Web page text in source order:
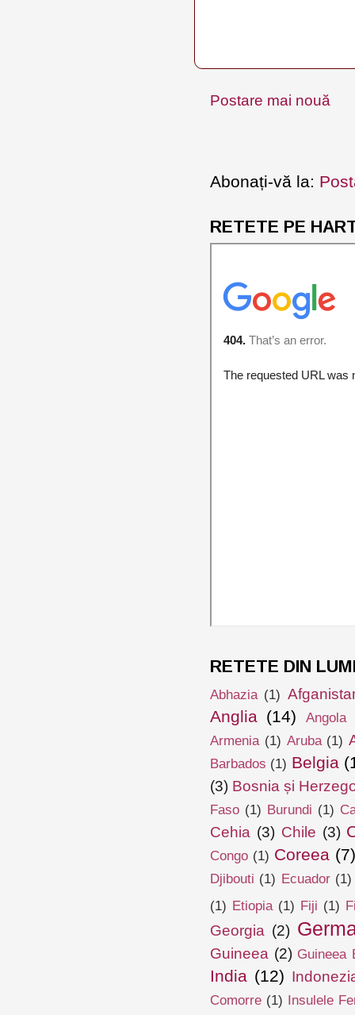
Postare mai nouă
Abonați-vă la:
RETETE PE
RETETE DIN
Abhazia (1)
Anglia (14) Angola
Armenia (1) Aruba (1)
Barbados (1) Belgia
(3) Bosnia și
Faso (1) Burundi (1)
Cehia (3) Chile (3)
Congo (1) Coreea
Djibouti (1) Ecuador (1)
(1) Etiopia (1) Fiji (1)
Georgia (2)
Guineea (2) Guineea
India (12)
Comorre (1) Insulele